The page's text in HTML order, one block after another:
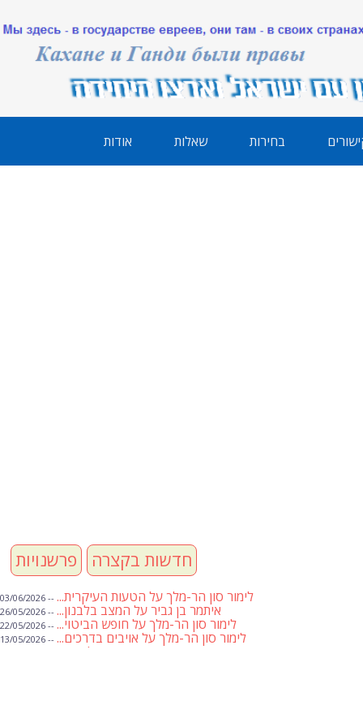
בחירות שאלות אודות
פרשנויות חדשות בקצרה
לימור סון הר-מלך על הטעות העיקרית... -- 03/06/2026
איתמר בן גביר על המצב בלבנון... -- 26/05/2026
לימור סון הר-מלך על חופש הביטוי... -- 22/05/2026
לימור סון הר-מלך על אויבים בדרכים... -- 13/05/2026
שבועת אמונים לדעאש